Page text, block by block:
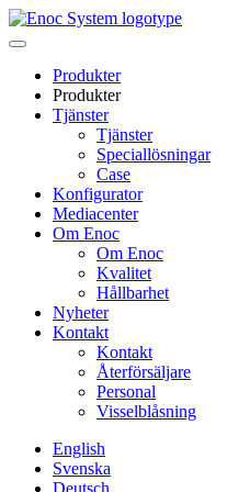
Skip
to
Produkter
Produkter
Tjänster
Tjänster
Speciallösningar
Case
Konfigurator
Mediacenter
Om Enoc
Om Enoc
Kvalitet
Hållbarhet
Nyheter
Kontakt
Kontakt
Återförsäljare
Personal
Visselblåsning
English
Svenska
Deutsch